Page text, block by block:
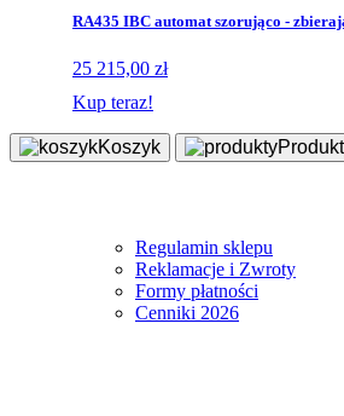
RA435 IBC automat szorująco -
25 215,00 zł
Kup teraz!
Koszyk
Regulamin sklepu
Reklamacje i Zwroty
Formy płatności
Cenniki 2026